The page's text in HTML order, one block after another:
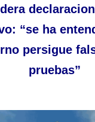
“se ha
persigue
pruebas”